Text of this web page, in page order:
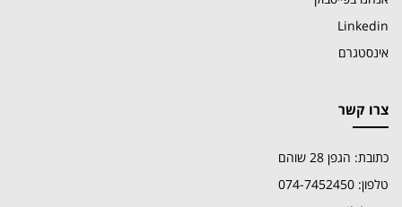
Linkedin
אינסטגרם
צרו קשר
כתובת: הגפן 28 שוהם
טלפון: 074-7452450